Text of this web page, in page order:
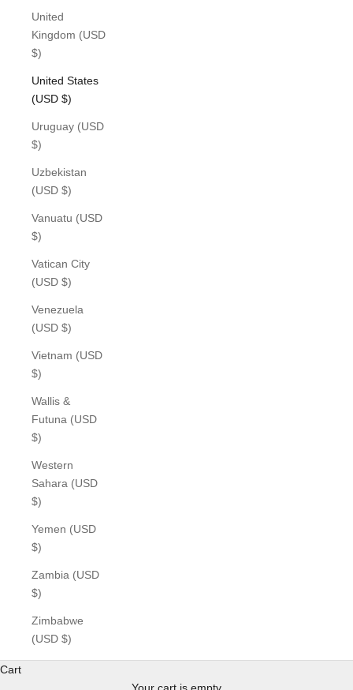
United
Kingdom (USD
$)
United States
(USD $)
Uruguay (USD
$)
Uzbekistan
(USD $)
Vanuatu (USD
$)
Vatican City
(USD $)
Venezuela
(USD $)
Vietnam (USD
$)
Wallis &
Futuna (USD
$)
Western
Sahara (USD
$)
Yemen (USD
$)
Zambia (USD
$)
Zimbabwe
(USD $)
Cart
Your cart is empty